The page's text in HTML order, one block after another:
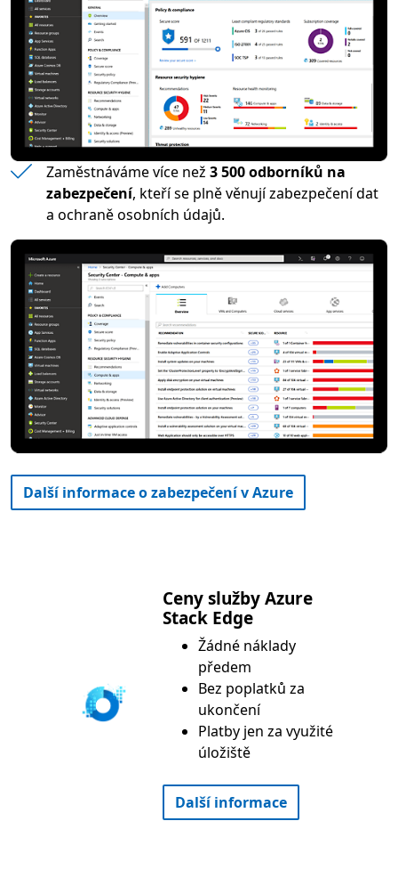
Zaměstnáváme více než 3 500 odborníků na
zabezpečení, kteří se plně věnují zabezpečení dat
a ochraně osobních údajů.
Další informace o zabezpečení v Azure
Ceny služby Azure
Stack Edge
Žádné náklady
předem
Bez poplatků za
ukončení
Platby jen za využité
úložiště
Další informace